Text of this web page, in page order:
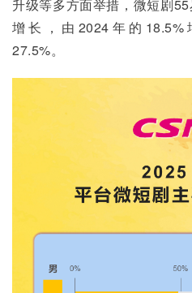
升级等多方面举措，微短剧
增长，由2024年的
27.5%。